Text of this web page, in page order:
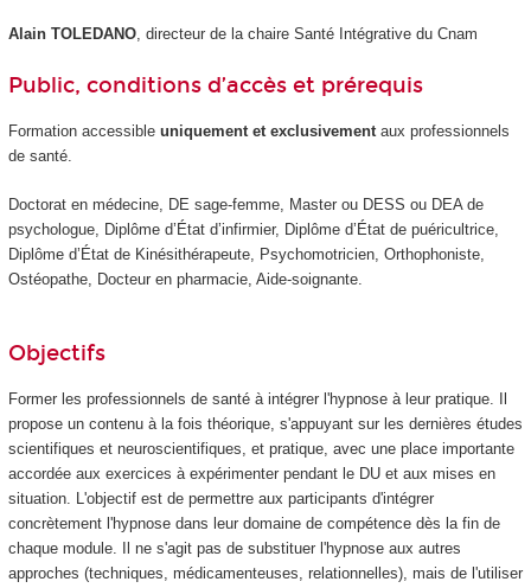
Alain TOLEDANO, directeur de la chaire Santé Intégrative du Cnam
Public, conditions d’accès et prérequis
Formation accessible uniquement et exclusivementaux professionnels
de santé.
Doctorat en médecine, DE sage-femme, Master ou DESS ou DEA de
psychologue, Diplôme d’État d’infirmier, Diplôme d’État de puéricultrice,
Diplôme d’État de Kinésithérapeute, Psychomotricien, Orthophoniste,
Ostéopathe, Docteur en pharmacie, Aide-soignante.
Objectifs
Former les professionnels de santé à intégrer l'hypnose à leur pratique. Il
propose un contenu à la fois théorique, s'appuyant sur les dernières études
scientifiques et neuroscientifiques, et pratique, avec une place importante
accordée aux exercices à expérimenter pendant le DU et aux mises en
situation. L'objectif est de permettre aux participants d'intégrer
concrètement l'hypnose dans leur domaine de compétence dès la fin de
chaque module. Il ne s'agit pas de substituer l'hypnose aux autres
approches (techniques, médicamenteuses, relationnelles), mais de l'utiliser